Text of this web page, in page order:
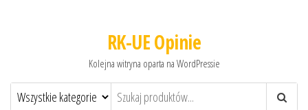
RK-UE Opinie
Kolejna witryna oparta na WordPressie